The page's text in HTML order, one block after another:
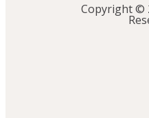
Copyright ©